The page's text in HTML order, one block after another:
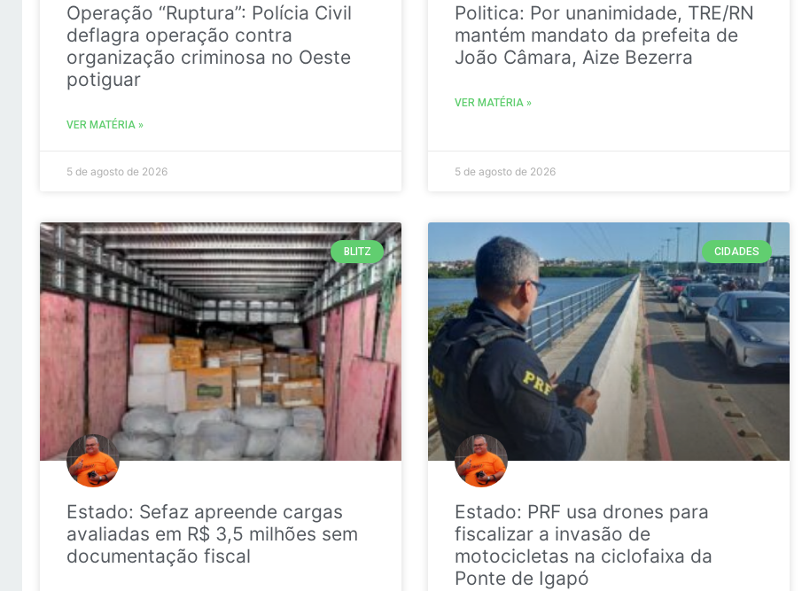
Operação “Ruptura”: Polícia Civil
deflagra operação contra
organização criminosa no Oeste
potiguar
VER MATÉRIA »
5 de agosto de 2026
Politica: Por unanimidade, TRE/RN
mantém mandato da prefeita de
João Câmara, Aize Bezerra
VER MATÉRIA »
5 de agosto de 2026
BLITZ
Estado: Sefaz apreende cargas
avaliadas em R$ 3,5 milhões sem
documentação fiscal
CIDADES
Estado: PRF usa drones para
fiscalizar a invasão de
motocicletas na ciclofaixa da
Ponte de Igapó